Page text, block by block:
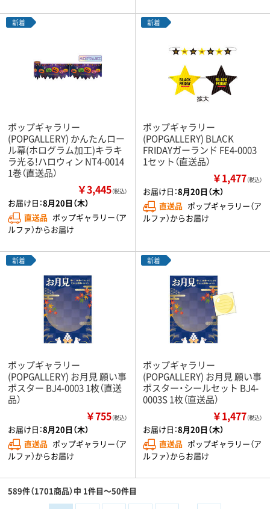
新着
ポップギャラリー
(POPGALLERY) かんたんロー
ル幕(ホログラム加工)キラキ
ラ光る!ハロウィン NT4-0014
1巻（直送品）
￥3,445（税込）
お届け日：8月20日（木）
直送品 ポップギャラリー（ア
ルファ）からお届け
新着
ポップギャラリー
(POPGALLERY) BLACK
FRIDAYガーランド FE4-0003
1セット（直送品）
￥1,477（税込）
お届け日：8月20日（木）
直送品 ポップギャラリー（ア
ルファ）からお届け
新着
ポップギャラリー
(POPGALLERY) お月見 願い事
ポスター BJ4-0003 1枚（直送
品）
￥755（税込）
お届け日：8月20日（木）
直送品 ポップギャラリー（ア
ルファ）からお届け
新着
ポップギャラリー
(POPGALLERY) お月見 願い事
ポスター・シールセット BJ4-
0003S 1枚（直送品）
￥1,477（税込）
お届け日：8月20日（木）
直送品 ポップギャラリー（ア
ルファ）からお届け
589件（1701商品）中 1件目～50件目